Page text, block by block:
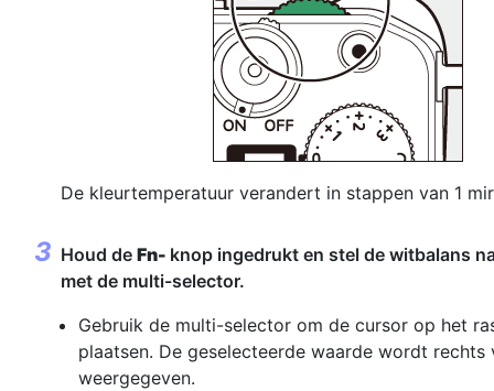
De kleurtemperatuur verandert in stappen van 1
Houd de Fn- knop ingedrukt en stel de witbalans
met de multi-selector.
Gebruik de multi-selector om de cursor op het
plaatsen. De geselecteerde waarde wordt rechts
weergegeven.